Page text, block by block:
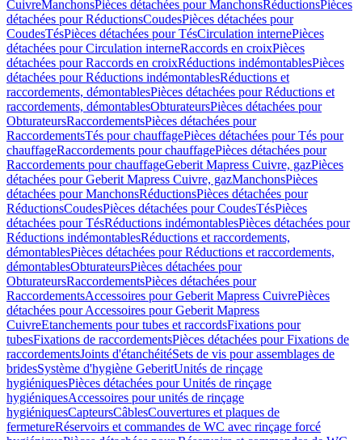
CuivreManchonsPièces détachées pour ManchonsRéductionsPièces
détachées pour RéductionsCoudesPièces détachées pour
CoudesTésPièces détachées pour TésCirculation internePièces
détachées pour Circulation interneRaccords en croixPièces
détachées pour Raccords en croixRéductions indémontablesPièces
détachées pour Réductions indémontablesRéductions et
raccordements, démontablesPièces détachées pour Réductions et
raccordements, démontablesObturateursPièces détachées pour
ObturateursRaccordementsPièces détachées pour
RaccordementsTés pour chauffagePièces détachées pour Tés pour
chauffageRaccordements pour chauffagePièces détachées pour
Raccordements pour chauffageGeberit Mapress Cuivre, gazPièces
détachées pour Geberit Mapress Cuivre, gazManchonsPièces
détachées pour ManchonsRéductionsPièces détachées pour
RéductionsCoudesPièces détachées pour CoudesTésPièces
détachées pour TésRéductions indémontablesPièces détachées pour
Réductions indémontablesRéductions et raccordements,
démontablesPièces détachées pour Réductions et raccordements,
démontablesObturateursPièces détachées pour
ObturateursRaccordementsPièces détachées pour
RaccordementsAccessoires pour Geberit Mapress CuivrePièces
détachées pour Accessoires pour Geberit Mapress
CuivreEtanchements pour tubes et raccordsFixations pour
tubesFixations de raccordementsPièces détachées pour Fixations de
raccordementsJoints d'étanchéitéSets de vis pour assemblages de
bridesSystème d'hygiène GeberitUnités de rinçage
hygiéniquesPièces détachées pour Unités de rinçage
hygiéniquesAccessoires pour unités de rinçage
hygiéniquesCapteursCâblesCouvertures et plaques de
fermetureRéservoirs et commandes de WC avec rinçage forcé